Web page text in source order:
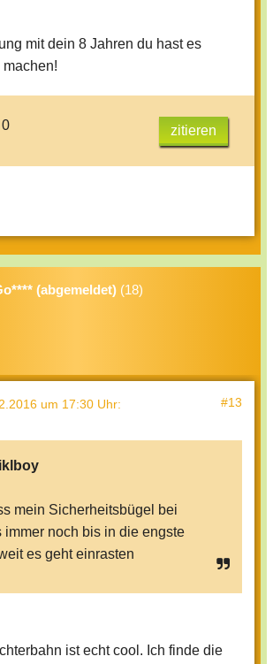
zu.
mit dein 8 Jahren du hast es
0 zitieren
(abgemeldet) (18)
um 17:30 Uhr: #13
mein Sicherheitsbügel bei
immer noch bis in die engste
es geht einrasten
ist echt cool. Ich finde die